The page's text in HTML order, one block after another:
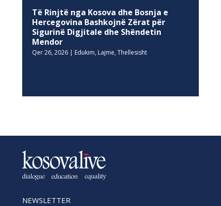
Të Rinjtë nga Kosova dhe Bosnja e
Hercegovina Bashkojnë Zërat për
Sigurinë Digjitale dhe Shëndetin
Mendor
Qer 26, 2026| Edukim, Lajme, Thellesisht
NEWSLETTER